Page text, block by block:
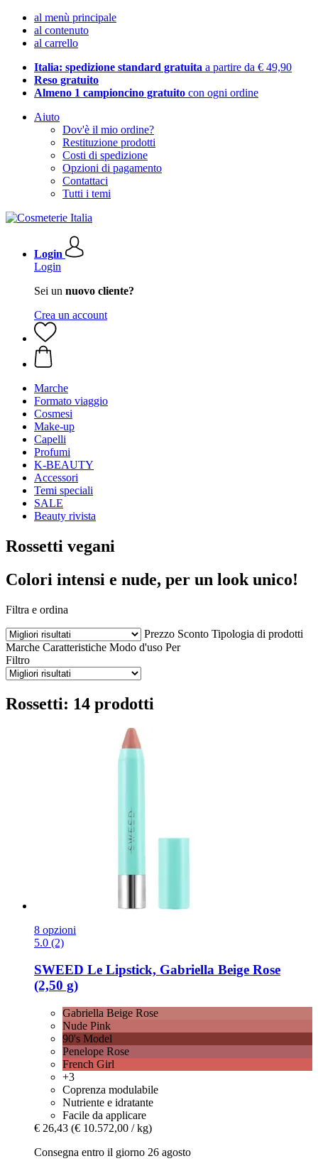
al menù principale
al contenuto
al carrello
Italia: spedizione standard gratuita a partire da € 49,90
Reso gratuito
Almeno 1 campioncino gratuito con ogni ordine
Aiuto
Dov'è il mio ordine?
Restituzione prodotti
Costi di spedizione
Opzioni di pagamento
Contattaci
Tutti i temi
Login
Login
Sei un nuovo cliente?
Crea un account
Marche
Formato viaggio
Cosmesi
Make-up
Capelli
Profumi
K-BEAUTY
Accessori
Temi speciali
SALE
Beauty rivista
Rossetti vegani
Colori intensi e nude, per un look unico!
Filtra e ordina
Prezzo Sconto Tipologia di prodotti
Marche Caratteristiche Modo d'uso Per
Filtro
Rossetti: 14 prodotti
8 opzioni
5.0 (2)
SWEED Le Lipstick, Gabriella Beige Rose
(2,50 g)
Gabriella Beige Rose
Nude Pink
90's Model
Penelope Rose
French Girl
+3
Coprenza modulabile
Nutriente e idratante
Facile da applicare
€ 26,43 (€ 10.572,00 / kg)
Consegna entro il giorno 26 agosto